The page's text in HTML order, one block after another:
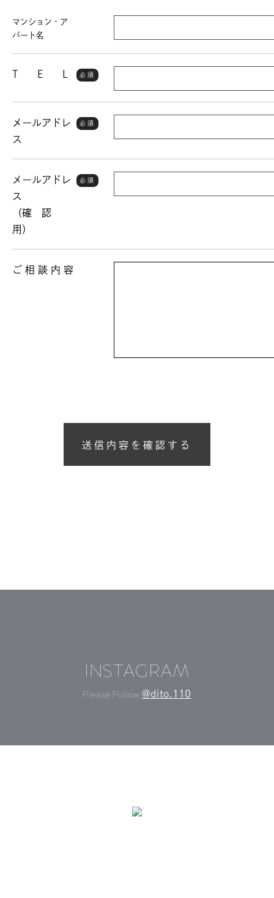
マンション・ア
パート名
T E L 必須
メールアドレ
ス
必須
メールアドレ
ス
（確 認
用）
必須
ご 相 談 内 容
INSTAGRAM
Please Follow @dito.110